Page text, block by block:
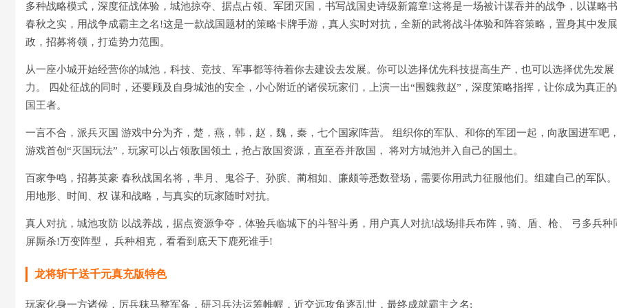
多种战略模式，深度征战体验，城池掠夺、据点占领、军团灭国，书写战国史诗级新篇章!这将是一场被计谋吞并的战争，以谋略
春秋之实，用战争成霸主之名!这是一款战国题材的策略卡牌手游，真人实时对抗，全新的武将战斗体验和阵容策略，置身其中发
政，招募将领，打造势力范围。
从一座小城开始经营你的城池，科技、竞技、军事都等待着你去建设去发展。你可以选择优先科技提高生产，也可以选择优先发展
力。 四处征战的同时，还要顾及自身城池的安全，小心附近的诸侯玩家们，上演一出“围魏救赵”，深度策略指挥，让你成为真正
国王者。
一言不合，派兵灭国 游戏中分为齐，楚，燕，韩，赵，魏，秦，七个国家阵营。 组织你的军队、和你的军团一起，向敌国进军吧，
游戏首创“灭国玩法”，玩家可以占领敌国领土，抢占敌国资源，直至吞并敌国， 将对方城池并入自己的国土。
百家争鸣，招募英豪 春秋战国名将，芈月、鬼谷子、孙膑、蔺相如、廉颇等悉数登场，需要你用武力征服他们。组建自己的军队。
用地形、时间、权 谋和战略，与真实的玩家随时对抗。
真人对抗，城池攻防 以战养战，据点资源争夺，体验兵临城下的斗智斗勇，用户真人对抗!战场排兵布阵，骑、盾、枪、 弓多兵种
屏厮杀!万变阵型， 兵种相克，看看到底天下鹿死谁手!
龙将斩千送千元真充版特色
玩家化身一方诸侯，厉兵秣马整军备，研习兵法运筹帷幄，近交远攻角逐乱世，最终成就霸主之名;